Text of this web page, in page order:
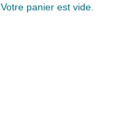
Votre panier est vide.